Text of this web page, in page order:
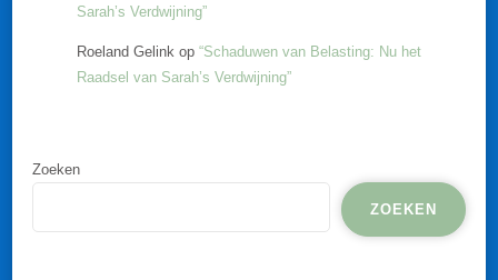
Sarah’s Verdwijning”
Roeland Gelink op “Schaduwen van Belasting: Nu het
Raadsel van Sarah’s Verdwijning”
Zoeken
ZOEKEN